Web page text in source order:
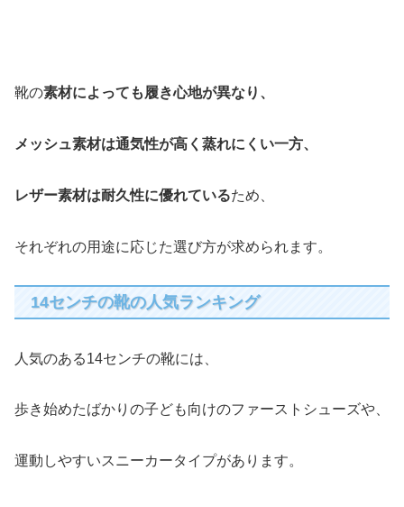
靴の素材によっても履き心地が異なり、
メッシュ素材は通気性が高く蒸れにくい一方、
レザー素材は耐久性に優れているため、
それぞれの用途に応じた選び方が求められます。
14センチの靴の人気ランキング
人気のある14センチの靴には、
歩き始めたばかりの子ども向けのファーストシューズや、
運動しやすいスニーカータイプがあります。